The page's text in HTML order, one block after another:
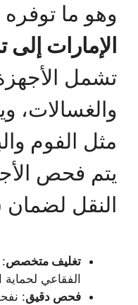
وهو ما توفره
الإمارات إلى
تشمل
والغسالات،
مثل الفوم
يتم فحص
النقل لضمان
تغليف متخصص
الفقاعي
فحص دقيق: